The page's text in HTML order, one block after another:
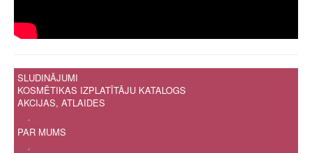
SLUDINĀJUMI
KOSMĒTIKAS IZPLATĪTĀJU KATALOGS
AKCIJAS, ATLAIDES
.
PAR MUMS
.